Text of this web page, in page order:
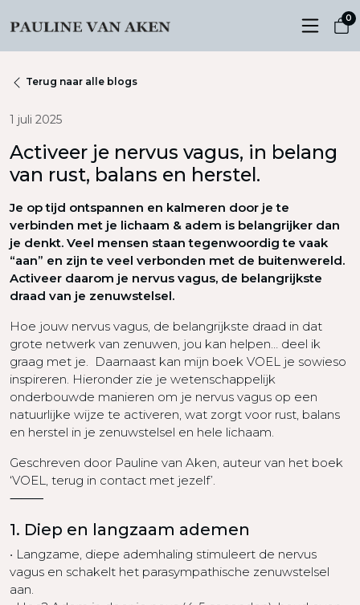
0
Terug naar alle blogs
1 juli 2025
Activeer je nervus vagus, in belang
van rust, balans en herstel.
Je op tijd ontspannen en kalmeren door je te
verbinden met je lichaam & adem is belangrijker dan
je denkt. Veel mensen staan tegenwoordig te vaak
“aan” en zijn te veel verbonden met de buitenwereld.
Activeer daarom je nervus vagus, de belangrijkste
draad van je zenuwstelsel.
Hoe jouw nervus vagus, de belangrijkste draad in dat
grote netwerk van zenuwen, jou kan helpen… deel ik
graag met je. Daarnaast kan mijn boek VOEL je sowieso
inspireren. Hieronder zie je wetenschappelijk
onderbouwde manieren om je nervus vagus op een
natuurlijke wijze te activeren, wat zorgt voor rust, balans
en herstel in je zenuwstelsel en hele lichaam.
Geschreven door Pauline van Aken, auteur van het boek
‘VOEL, terug in contact met jezelf’.
⸻
1. Diep en langzaam ademen
• Langzame, diepe ademhaling stimuleert de nervus
vagus en schakelt het parasympathische zenuwstelsel
aan.